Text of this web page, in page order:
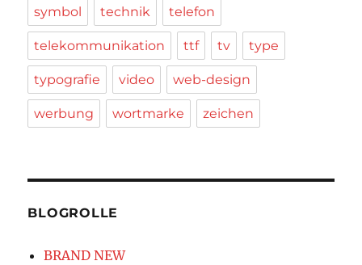
symbol technik telefon
telekommunikation ttf tv type
typografie video web-design
werbung wortmarke zeichen
BLOGROLLE
BRAND NEW